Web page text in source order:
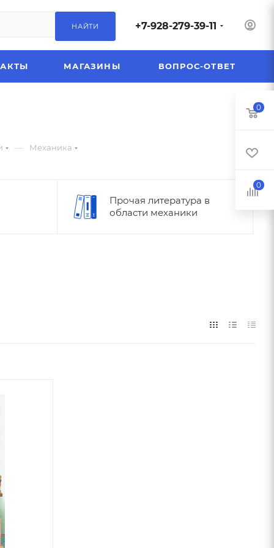
НАЙТИ +7-928-279-39-11
МАГАЗИНЫ ВОПРОС-ОТВЕТ
— Механика
Прочая литература в
области механики
0
0